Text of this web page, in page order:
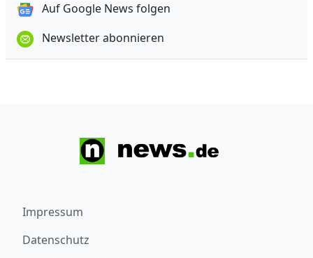
Auf Google News folgen
Newsletter abonnieren
Impressum
Datenschutz